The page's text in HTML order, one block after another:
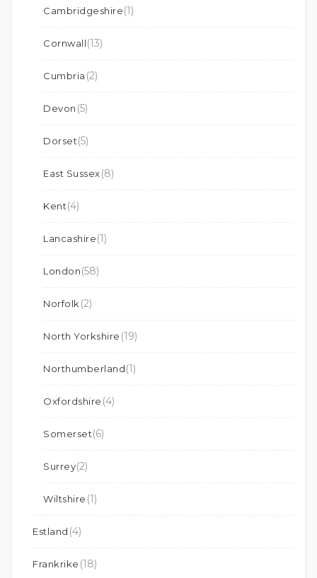
Cambridgeshire(1)
Cornwall(13)
Cumbria (2)
Devon (5)
Dorset(5)
East Sussex(8)
Kent(4)
Lancashire(1)
London(58)
Norfolk (2)
North Yorkshire (19)
Northumberland(1)
Oxfordshire (4)
Somerset(6)
Surrey(2)
Wiltshire (1)
Estland (4)
Frankrike (18)